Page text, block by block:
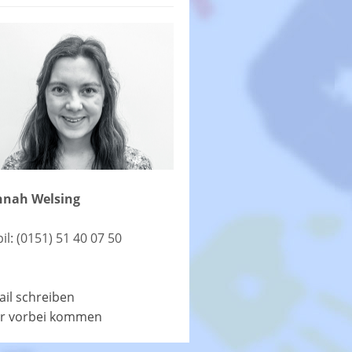
Welsing
(0151) 51 40 07 50
schreiben
vorbei kommen